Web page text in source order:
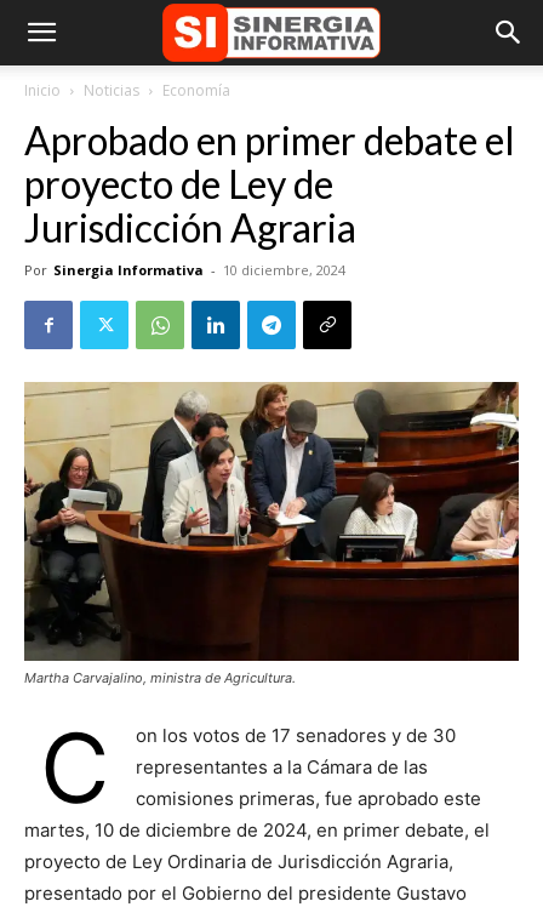
Inicio Noticias Economía
Aprobado en primer debate el
proyecto de Ley de
Jurisdicción Agraria
Por Sinergia Informativa - 10 diciembre, 2024
Martha Carvajalino, ministra de Agricultura.
C
on los votos de 17 senadores y de 30
representantes a la Cámara de las
comisiones primeras, fue aprobado este
martes, 10 de diciembre de 2024, en primer debate, el
proyecto de Ley Ordinaria de Jurisdicción Agraria,
presentado por el Gobierno del presidente Gustavo